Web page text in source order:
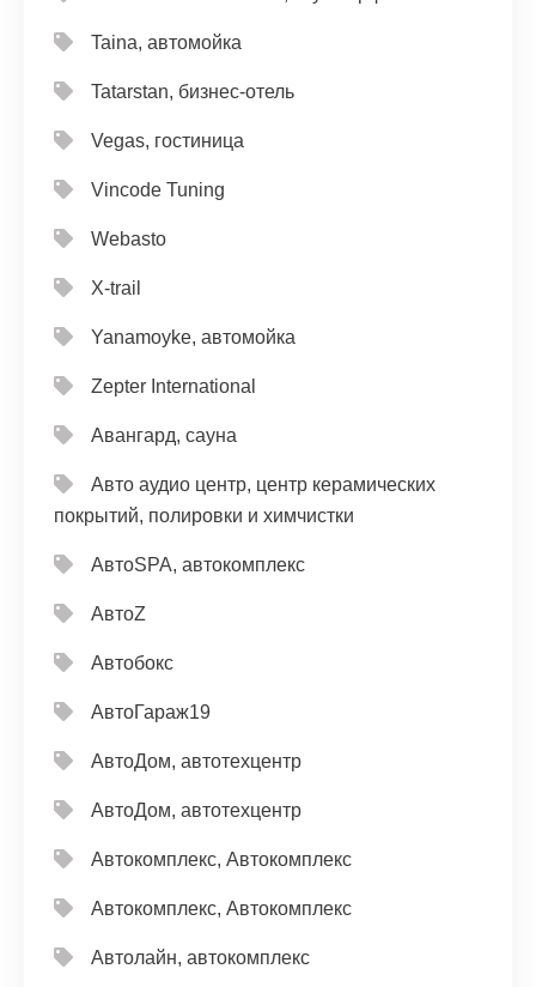
Taina, автомойка
Tatarstan, бизнес-отель
Vegas, гостиница
Vincode Tuning
Webasto
X-trail
Yanamoyke, автомойка
Zepter International
Авангард, сауна
Авто аудио центр, центр керамических
покрытий, полировки и химчистки
АвтоSPA, автокомплекс
АвтоZ
Автобокс
АвтоГараж19
АвтоДом, автотехцентр
АвтоДом, автотехцентр
Автокомплекс, Автокомплекс
Автокомплекс, Автокомплекс
Автолайн, автокомплекс